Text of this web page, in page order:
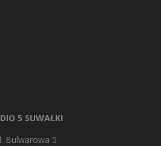
5 SUWAŁKI
Bulwarowa 5